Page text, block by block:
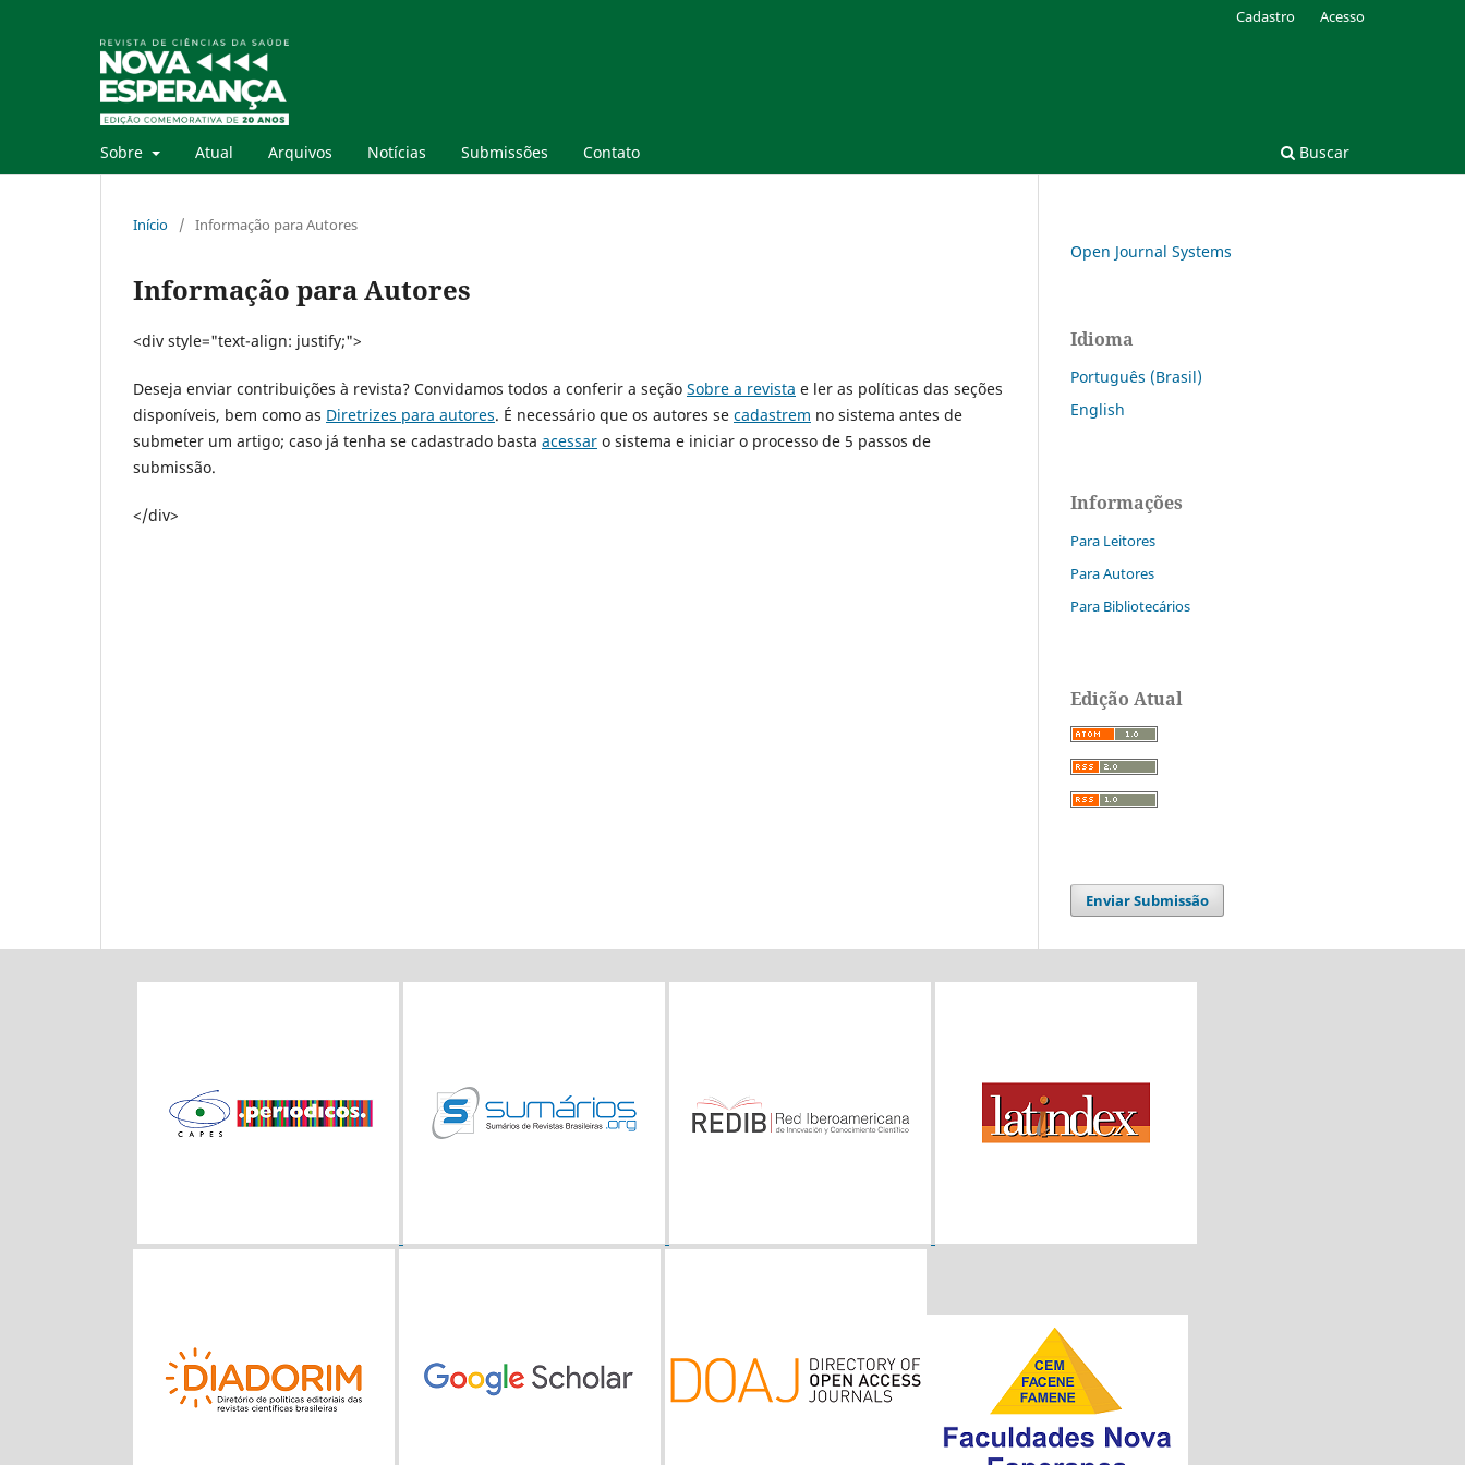
Sobre Atual Arquivos Notícias Submissões Contato Buscar
Cadastro Acesso
Início / Informação para Autores
Informação para Autores
<div style="text-align: justify;">
Deseja enviar contribuições à revista? Convidamos todos a conferir a seção Sobre a revista e ler as políticas das seções
disponíveis, bem como as Diretrizes para autores. É necessário que os autores se cadastrem no sistema antes de
submeter um artigo; caso já tenha se cadastrado basta acessar o sistema e iniciar o processo de 5 passos de
submissão.
</div>
Open Journal Systems
Idioma
Português (Brasil)
English
Informações
Para Leitores
Para Autores
Para Bibliotecários
Edição Atual
Enviar Submissão